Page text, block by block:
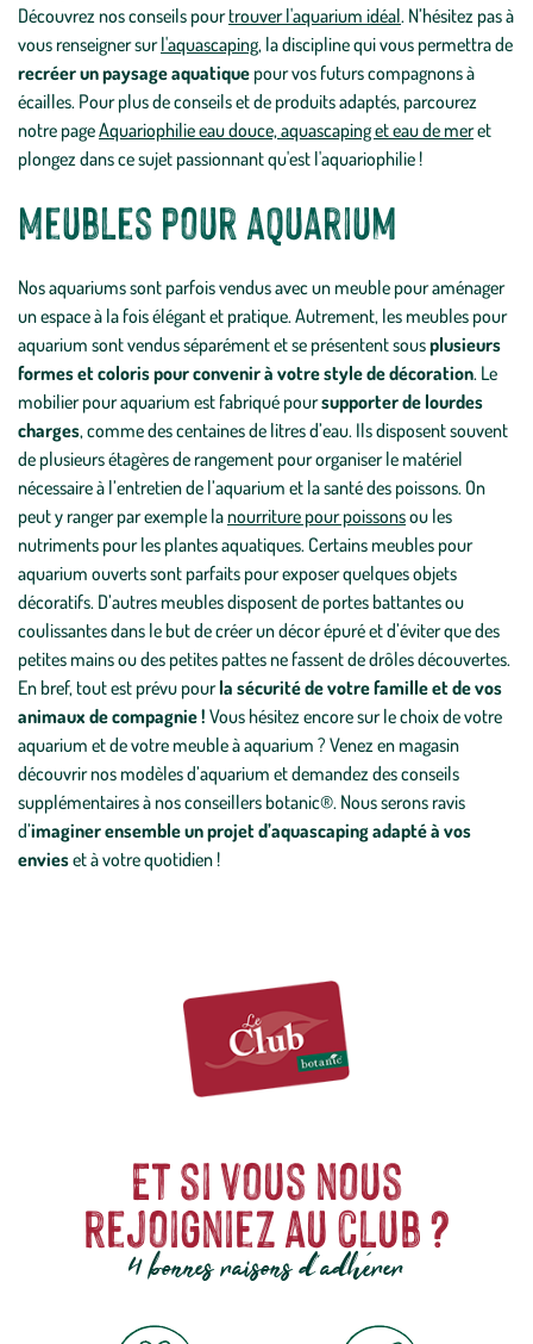
Découvrez nos conseils pourtrouver l'aquarium idéal. N’hésitez pas à
vous renseigner surl'aquascaping, la discipline qui vous permettra de
recréer un paysage aquatique pour vos futurs compagnons à
écailles. Pour plus de conseils et de produits adaptés, parcourez
notre pageAquariophilie eau douce, aquascaping et eau de meret
plongez dans ce sujet passionnant qu'est l'aquariophilie !
Meubles pour aquarium
Nos aquariums sont parfois vendus avec un meuble pour aménager
un espace à la fois élégant et pratique. Autrement, les meubles pour
aquarium sont vendus séparément et se présentent sousplusieurs
formes et coloris pour convenir à votre style de décoration. Le
mobilier pour aquarium est fabriqué poursupporter de lourdes
charges, comme des centaines de litres d’eau. Ils disposent souvent
de plusieurs étagères de rangement pour organiser le matériel
nécessaire à l’entretien de l’aquarium et la santé des poissons. On
peut y ranger par exemple la nourriture pour poissonsou les
nutriments pour les plantes aquatiques. Certains meubles pour
aquarium ouverts sont parfaits pour exposer quelques objets
décoratifs. D’autres meubles disposent de portes battantes ou
coulissantes dans le but de créer un décor épuré et d’éviter que des
petites mains ou des petites pattes ne fassent de drôles découvertes.
En bref, tout est prévu pourla sécurité de votre famille et de vos
animaux de compagnie ! Vous hésitez encore sur le choix de votre
aquarium et de votre meuble à aquarium ? Venez en magasin
découvrir nos modèles d’aquarium et demandez des conseils
supplémentaires à nos conseillers botanic®. Nous serons ravis
d’imaginer ensemble un projet d’aquascaping adapté à vos
envieset à votre quotidien !
Et si vous nous
rejoigniez au club ?
4 bonnes raisons d'adhérer